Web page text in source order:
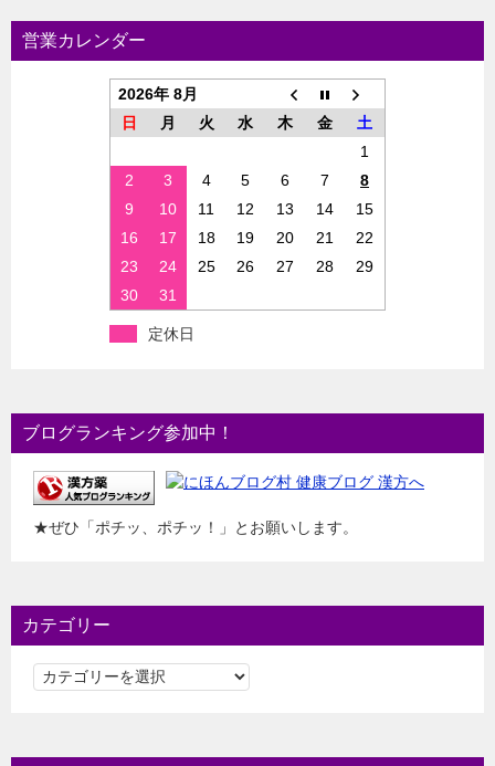
営業カレンダー
2026年 8月
日
月 火 水 木 金
土
1
2
3 4 5 6 7
8
9
10 11 12 13 14
15
16
17 18 19 20 21
22
23
24 25 26 27 28
29
30
31
定休日
ブログランキング参加中！
★ぜひ「ポチッ、ポチッ！」とお願いします。
カテゴリー
カ
テ